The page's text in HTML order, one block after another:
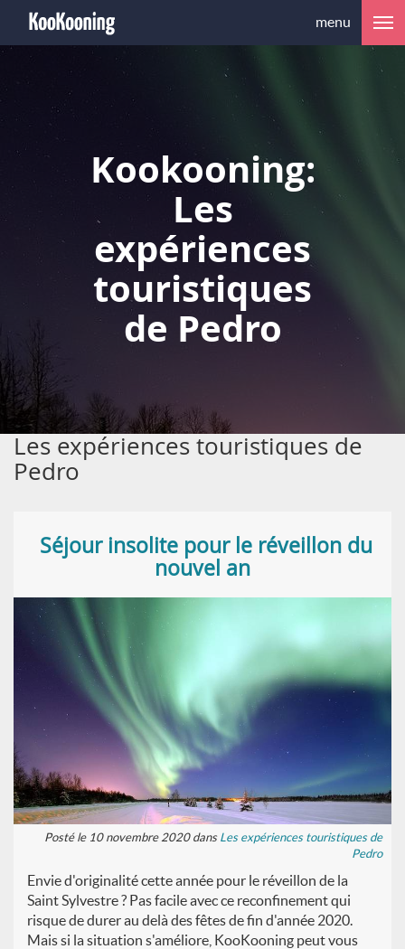
menu
Kookooning:
Les
expériences
touristiques
de Pedro
Les expériences touristiques de
Pedro
Séjour insolite pour le réveillon du
nouvel an
Posté le 10 novembre 2020 dansLes expériences touristiques de
Pedro
Envie d'originalité cette année pour le réveillon de la
Saint Sylvestre ? Pas facile avec ce reconfinement qui
risque de durer au delà des fêtes de fin d'année 2020.
Mais si la situation s'améliore, KooKooning peut vous